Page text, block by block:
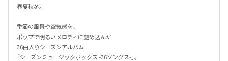
春夏秋冬。
季節の風景や空気感を、
ポップで明るいメロディに詰め込んだ
36曲入りシーズンアルバム
「シーズンミュージックボックス -36ソングス-」。